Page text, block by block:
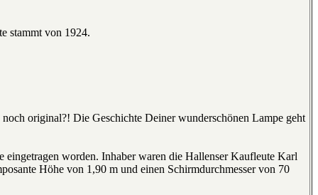
stammt von 1924.
original?! Die Geschichte Deiner wunderschönen Lampe geht
worden. Inhaber waren die Hallenser Kaufleute Karl
Höhe von 1,90 m und einen Schirmdurchmesser von 70